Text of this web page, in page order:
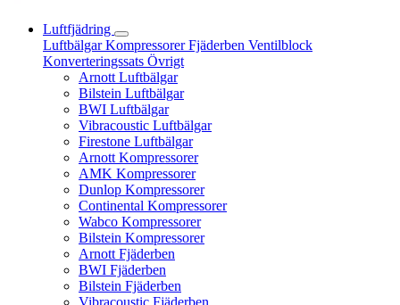
Luftfjädring
LuftbälgarKompressorerFjäderben Ventilblock
Konverteringssats Övrigt
Arnott Luftbälgar
Bilstein Luftbälgar
BWI Luftbälgar
Vibracoustic Luftbälgar
Firestone Luftbälgar
Arnott Kompressorer
AMK Kompressorer
Dunlop Kompressorer
Continental Kompressorer
Wabco Kompressorer
Bilstein Kompressorer
Arnott Fjäderben
BWI Fjäderben
Bilstein Fjäderben
Vibracoustic Fjäderben